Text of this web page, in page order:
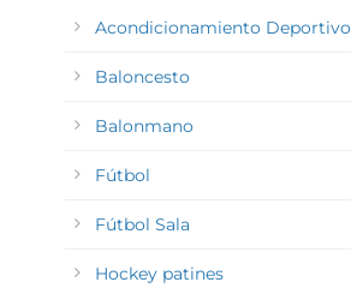
Acondicionamiento Deportivo
Baloncesto
Balonmano
Fútbol
Fútbol Sala
Hockey patines